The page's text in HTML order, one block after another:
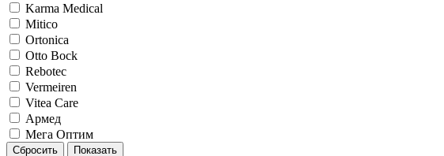
Karma Medical
Mitico
Ortonica
Otto Bock
Rebotec
Vermeiren
Vitea Care
Армед
Мега Оптим